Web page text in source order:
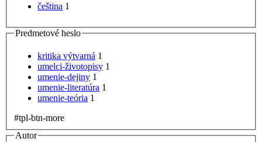
čeština 1
Predmetové heslo
kritika výtvarná 1
umelci-životopisy 1
umenie-dejiny 1
umenie-literatúra 1
umenie-teória 1
#tpl-btn-more
Autor